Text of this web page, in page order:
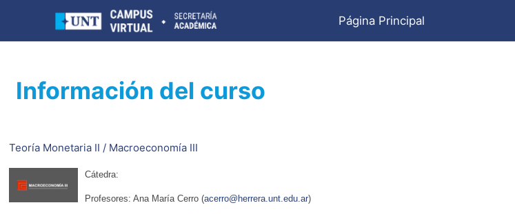
Página Principal
Información del curso
Teoría Monetaria II / Macroeconomía III
Cátedra:
Profesores: Ana María Cerro (acerro@herrera.unt.edu.ar)